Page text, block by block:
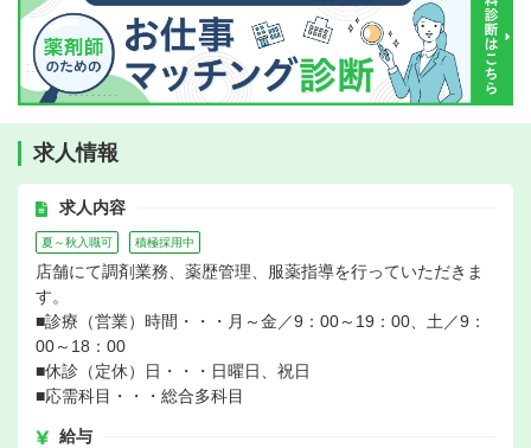
求人情報
求人内容
夏～秋入職可 積極採用中
店舗にて調剤業務、薬歴管理、服薬指導を行っていただきま
す。
■診療（営業）時間・・・月～金／9：00～19：00、土／9：
00～18：00
■休診（定休）日・・・日曜日、祝日
■応需科目・・・総合多科目
給与